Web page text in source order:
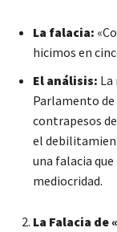
La falacia:
hicimos en
El análisis:
Parlamento de
contrapesos
el
una falacia
mediocridad.
La Falacia de